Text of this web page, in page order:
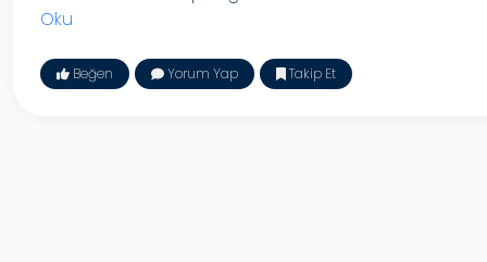
Oku
Beğen Yorum Yap Takip Et